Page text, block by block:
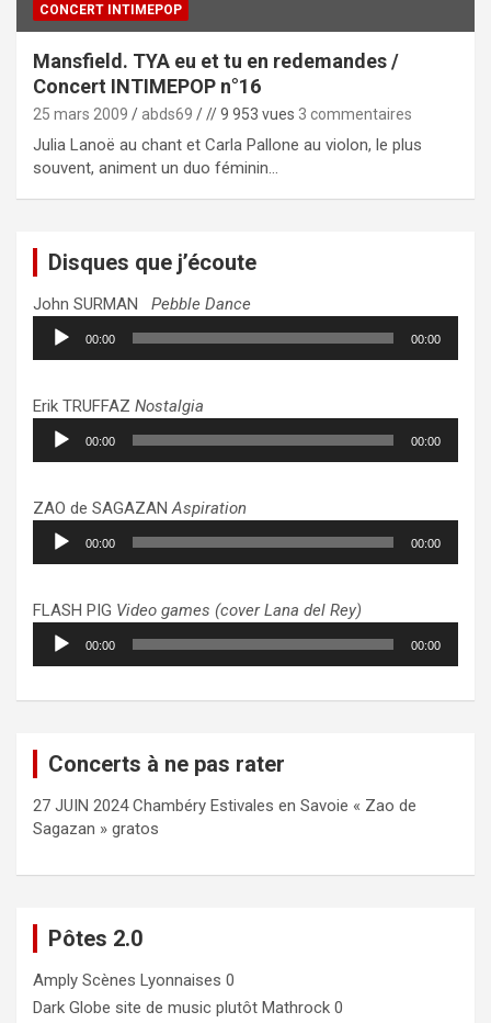
CONCERT INTIMEPOP
Mansfield. TYA eu et tu en redemandes /
Concert INTIMEPOP n°16
25 mars 2009 abds69 // 9 953 vues 3 commentaires
Julia Lanoë au chant et Carla Pallone au violon, le plus
souvent, animent un duo féminin…
Disques que j’écoute
John SURMAN Pebble Dance
Lecteur
audio
00:00 00:00
Erik TRUFFAZ Nostalgia
Lecteur
audio
00:00 00:00
ZAO de SAGAZANAspiration
Lecteur
audio
00:00 00:00
FLASH PIG Video games (cover Lana del Rey)
Lecteur
audio
00:00 00:00
Concerts à ne pas rater
27 JUIN 2024 Chambéry Estivales en Savoie « Zao de
Sagazan » gratos
Pôtes 2.0
Amply Scènes Lyonnaises 0
Dark Globe site de music plutôt Mathrock 0